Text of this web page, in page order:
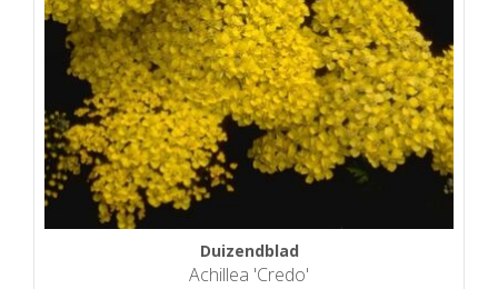
Duizendblad
Achillea 'Credo'